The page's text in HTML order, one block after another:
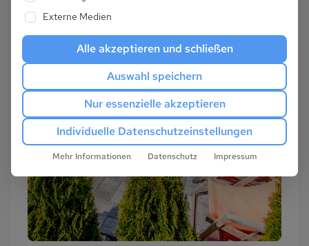
Externe Medien
Alle akzeptieren und schließen
Auswahl speichern
Nur essenzielle akzeptieren
Individuelle Datenschutzeinstellungen
Mehr Informationen Datenschutz Impressum